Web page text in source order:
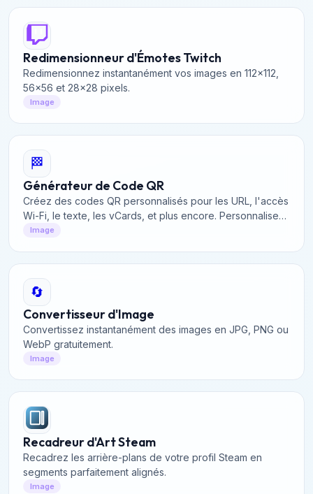
Redimensionneur d'Émotes Twitch
Redimensionnez instantanément vos images en 112x112,
56x56 et 28x28 pixels.
Image
🏁
Générateur de Code QR
Créez des codes QR personnalisés pour les URL, l'accès
Wi-Fi, le texte, les vCards, et plus encore. Personnalisez
les couleurs et la taille, puis téléchargez gratuitement des
Image
🔄
Convertisseur d'Image
Convertissez instantanément des images en JPG, PNG ou
WebP gratuitement.
Image
Recadreur d'Art Steam
Recadrez les arrière-plans de votre profil Steam en
segments parfaitement alignés.
Image